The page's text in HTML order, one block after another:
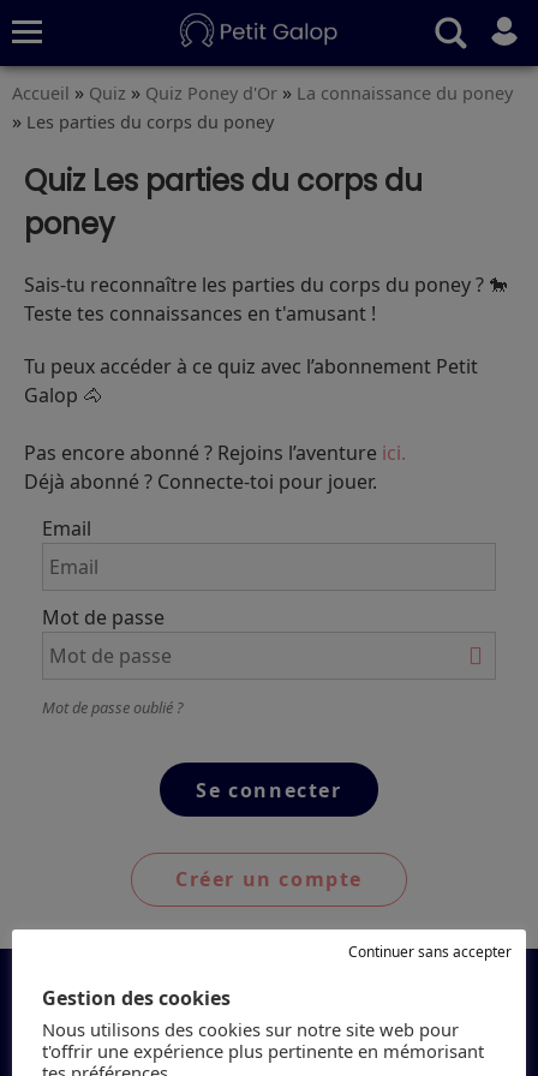
Quiz
Conseils
Fiches
S’abonner
Accueil » Quiz » Quiz Poney d'Or » La connaissance du poney
» Les parties du corps du poney
Quiz Les parties du corps du
poney
Sais-tu reconnaître les parties du corps du poney ? 🐎
Teste tes connaissances en t'amusant !
Tu peux accéder à ce quiz avec l’abonnement Petit
Galop 🐴
Pas encore abonné ? Rejoins l’aventure ici.
Déjà abonné ? Connecte-toi pour jouer.
Email
Mot de passe
Mot de passe oublié ?
Créer un compte
Gestion des cookies
Nous utilisons des cookies sur notre site web pour
t'offrir une expérience plus pertinente en mémorisant
Continuer sans accepter